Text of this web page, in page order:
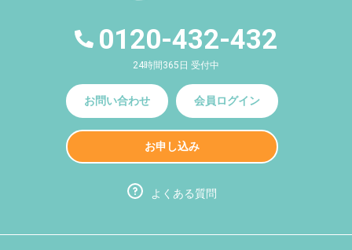
0120-432-432
24時間365日 受付中
お問い合わせ 会員ログイン
お申し込み
よくある質問